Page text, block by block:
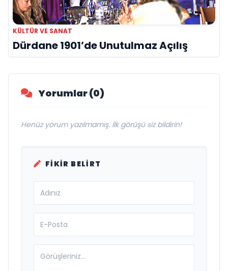
KÜLTÜR VE SANAT
Dürdane 1901’de Unutulmaz Açılış
Yorumlar (0)
Henüz yorum yazılmamış. İlk görüşü siz bildirin!
FIKIR BELIRT